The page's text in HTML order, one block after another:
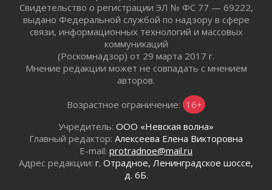
Болезнь девственниц и вампиров
01 августа 2026
Безмолвный крик о помощи
01 августа 2026
В музей всей семьёй
01 августа 2026
Не женское это дело...уверены?
01 августа 2026
Все силы в кулак
01 августа 2026
Свидетельство о регистрации ЭЛ № ФС 77 — 69222,
выдано Федеральной службой по надзору в сфере
связи, информационных технологий и массовых
коммуникаций
(Роскомнадзор) от 29 марта 2017 г.
Мнение редакции может не совпадать с мнением
авторов.
Возрастное ограничение: 16+
Учредитель: ООО «Невская волна»
Главный редактор: Алексеева Елена Викторовна
E-mail: protradnoe@mail.ru
Адрес редакции: г. Отрадное, Ленинградское шоссе,
д. 6Б.